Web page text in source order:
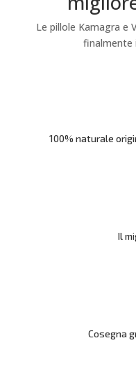
Le pillole Kamagra e
finalmente
100% naturale
Il
Cosegna